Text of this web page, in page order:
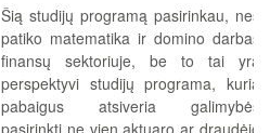
Šią studijų programą pasirinkau, nes
patiko matematika ir domino darbas
finansų sektoriuje, be to tai yra
perspektyvi studijų programa, kurią
pabaigus atsiveria galimybės